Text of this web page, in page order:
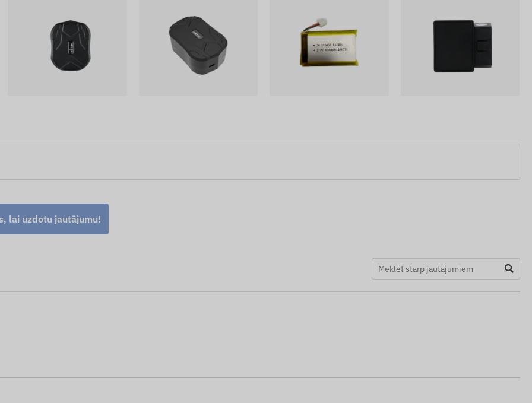
lai uzdotu jautājumu!